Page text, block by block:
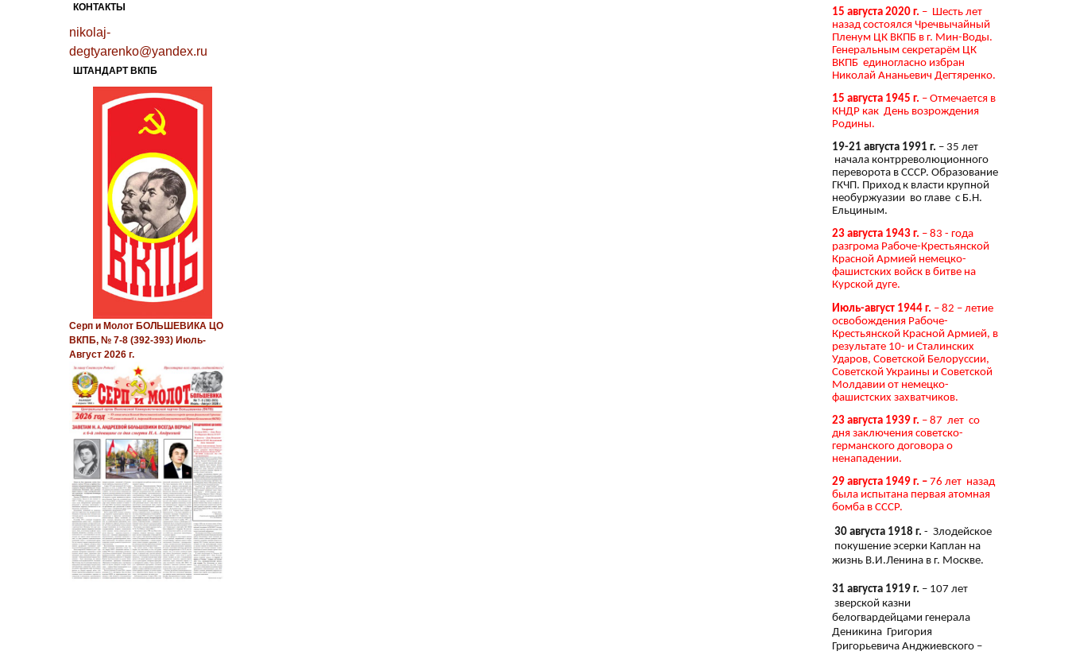
КОНТАКТЫ
nikolaj-
degtyarenko@yandex.ru
ШТАНДАРТ ВКПБ
Серп и Молот БОЛЬШЕВИКА ЦО
ВКПБ, № 7-8 (392-393) Июль-
Август 2026 г.
15 августа 2020 г. – Шесть лет
назад состоялся Чречвычайный
Пленум ЦК ВКПБ в г. Мин-Воды.
Генеральным секретарём ЦК
ВКПБ единогласно избран
Николай Ананьевич Дегтяренко.
15 августа 1945 г. – Отмечается в
КНДР как День возрождения
Родины.
19-21 августа 1991 г. – 35 лет
начала контрреволюционного
переворота в СССР. Образование
ГКЧП. Приход к власти крупной
необуржуазии во главе с Б.Н.
Ельциным.
23 августа 1943 г. – 83 - года
разгрома Рабоче-Крестьянской
Красной Армией немецко-
фашистских войск в битве на
Курской дуге.
Июль-август 1944 г. – 82 – летие
освобождения Рабоче-
Крестьянской Красной Армией, в
результате 10- и Сталинских
Ударов, Советской Белоруссии,
Советской Украины и Советской
Молдавии от немецко-
фашистских захватчиков.
23 августа 1939 г. – 87 лет со
дня заключения советско-
германского договора о
ненападении.
29 августа 1949 г. – 76 лет назад
была испытана первая атомная
бомба в СССР.
30 августа 1918 г. - Злодейское
покушение эсерки Каплан на
жизнь В.И.Ленина в г. Москве.
31 августа 1919 г. – 107 лет
зверской казни
белогвардейцами генерала
Деникина Григория
Григорьевича Анджиевского –